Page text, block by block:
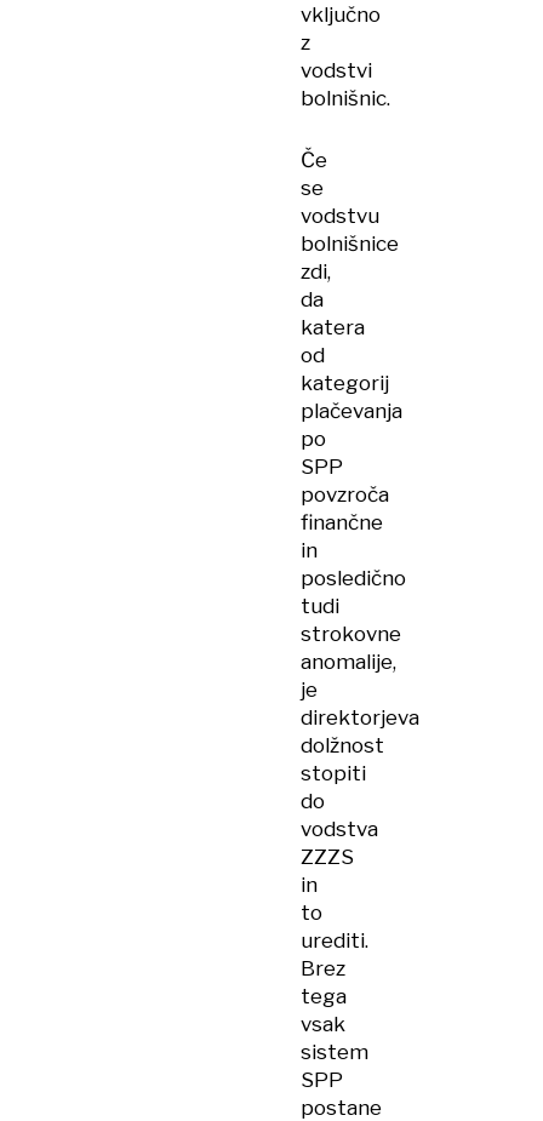
vključno
z
vodstvi
bolnišnic.
Če
se
vodstvu
bolnišnice
zdi,
da
katera
od
kategorij
plačevanja
po
SPP
povzroča
finančne
in
posledično
tudi
strokovne
anomalije,
je
direktorjeva
dolžnost
stopiti
do
vodstva
ZZZS
in
to
urediti.
Brez
tega
vsak
sistem
SPP
postane